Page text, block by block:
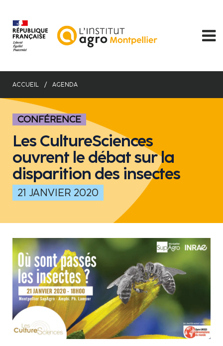
contenu
principal
ACCUEIL AGENDA
CONFÉRENCE
Les CultureSciences
ouvrent le débat sur la
disparition des insectes
21 JANVIER 2020